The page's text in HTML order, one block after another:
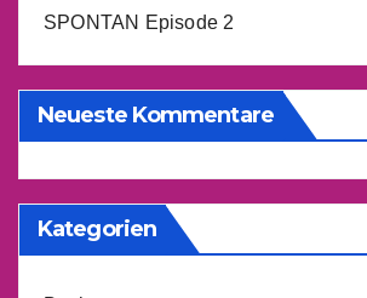
SPONTAN Episode 2
Neueste Kommentare
Kategorien